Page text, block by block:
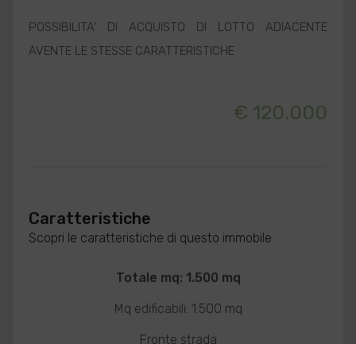
POSSIBILITA' DI ACQUISTO DI LOTTO ADIACENTE
AVENTE LE STESSE CARATTERISTICHE
€ 120.000
Caratteristiche
Scopri le caratteristiche di questo immobile
Totale mq: 1.500 mq
Mq edificabili: 1.500 mq
Fronte strada